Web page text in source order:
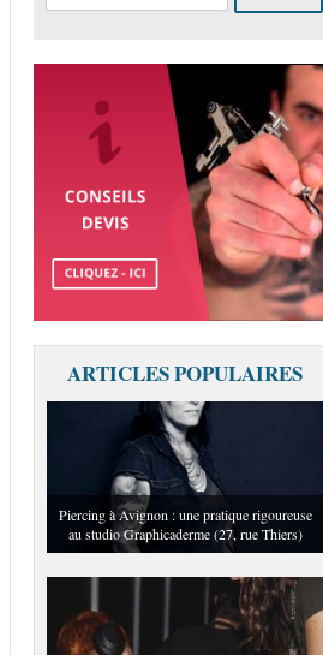
ARTICLES POPULAIRES
Piercing à Avignon : une pratique rigoureuse
au studio Graphicaderme (27, rue Thiers)